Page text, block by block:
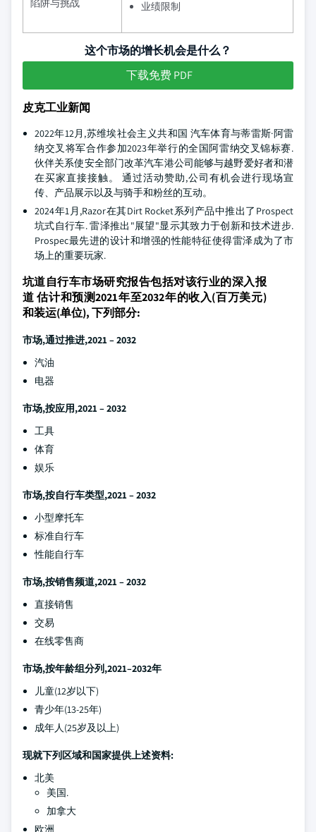
陷阱与挑战
业绩限制
这个市场的增长机会是什么？
下载免费 PDF
皮克工业新闻
2022年12月,苏维埃社会主义共和国 汽车体育与蒂雷斯·阿雷
纳交叉将军合作参加2023年举行的全国阿雷纳交叉锦标赛.
伙伴关系使安全部门改革汽车港公司能够与越野爱好者和潜
在买家直接接触。 通过活动赞助,公司有机会进行现场宣
传、产品展示以及与骑手和粉丝的互动。
2024年1月,Razor在其Dirt Rocket系列产品中推出了Prospect
坑式自行车. 雷泽推出"展望"显示其致力于创新和技术进步.
Prospec最先进的设计和增强的性能特征使得雷泽成为了市
场上的重要玩家.
坑道自行车市场研究报告包括对该行业的深入报
道 估计和预测2021年至2032年的收入(百万美元)
和装运(单位), 下列部分:
市场,通过推进,2021 – 2032
汽油
电器
市场,按应用,2021 – 2032
工具
体育
娱乐
市场,按自行车类型,2021 – 2032
小型摩托车
标准自行车
性能自行车
市场,按销售频道,2021 – 2032
直接销售
交易
在线零售商
市场,按年龄组分列,2021–2032年
儿童(12岁以下)
青少年(13-25年)
成年人(25岁及以上)
现就下列区域和国家提供上述资料:
北美
美国.
加拿大
欧洲